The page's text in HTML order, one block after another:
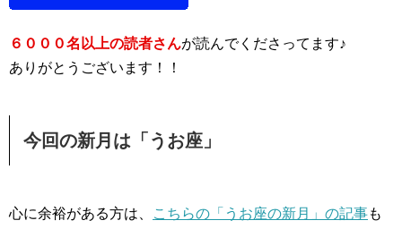
６０００名以上の読者さんが読んでくださってます♪
ありがとうございます！！
今回の新月は「うお座」
心に余裕がある方は、 こちらの「うお座の新月」の記事も